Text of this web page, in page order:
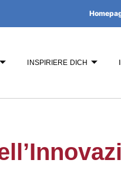
INSPIRIERE DICH